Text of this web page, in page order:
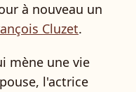
à nouveau un
Cluzet.
mène une vie
l'actrice